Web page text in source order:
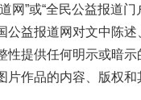
网”或“全民公益报道
公益报道网对文中陈
性提供任何明示或暗
片作品的内容、版权